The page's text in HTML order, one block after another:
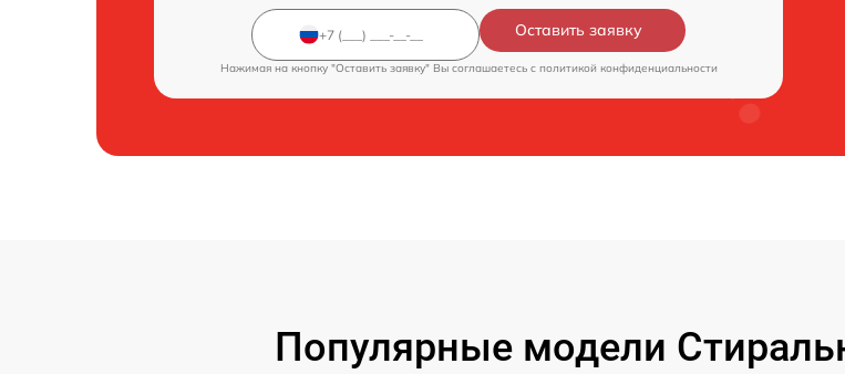
Оставить заявку
Нажимая на кнопку "Оставить заявку" Вы соглашаетесь c политикой конфиденциальности
Популярные модели